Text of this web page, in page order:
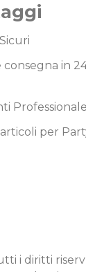
consegna in
Professionale
per
i diritti